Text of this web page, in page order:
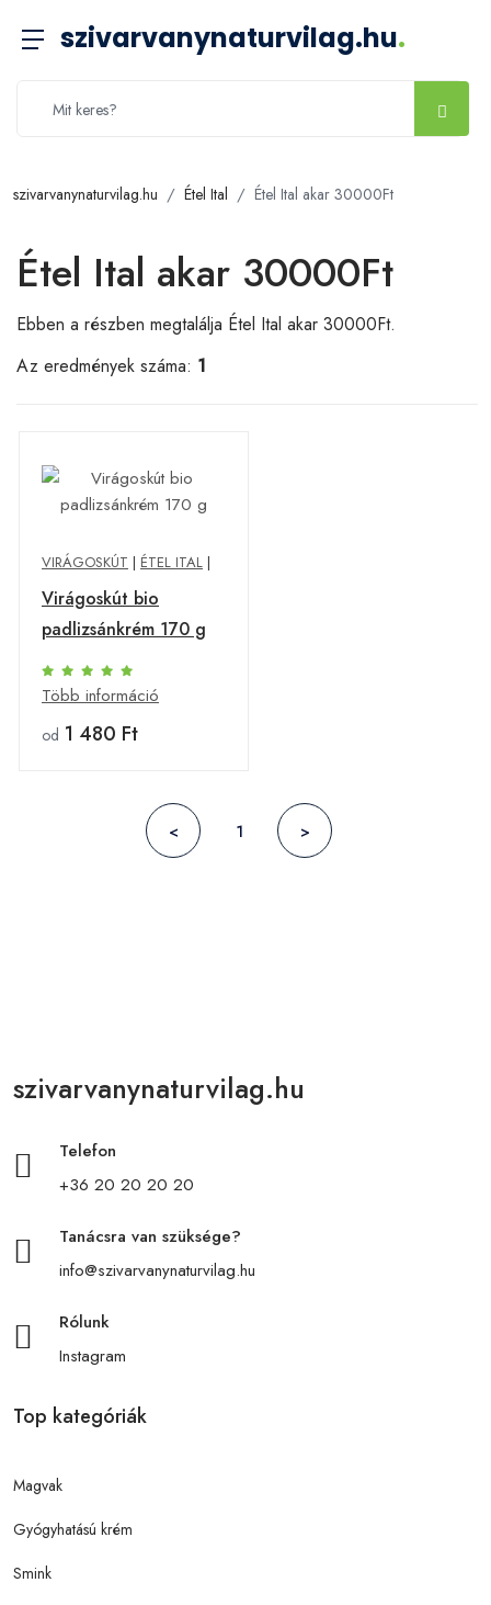
szivarvanynaturvilag.hu.
szivarvanynaturvilag.hu Étel Ital Étel Ital akar 30000Ft
Étel Ital akar 30000Ft
Ebben a részben megtalálja Étel Ital akar 30000Ft.
Az eredmények száma: 1
VIRÁGOSKÚT | ÉTEL ITAL |
Virágoskút bio
padlizsánkrém 170 g
Több információ
od 1 480 Ft
< 1 >
szivarvanynaturvilag.hu
Telefon
+36 20 20 20 20
Tanácsra van szüksége?
info@szivarvanynaturvilag.hu
Rólunk
Instagram
Top kategóriák
Magvak
Gyógyhatású krém
Smink